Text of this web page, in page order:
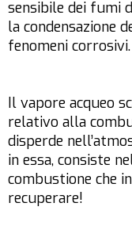
sensibile dei fumi
la condensazione
fenomeni corrosivi.
Il vapore acqueo
relativo alla
disperde
in essa, consiste
combustione che
recuperare!